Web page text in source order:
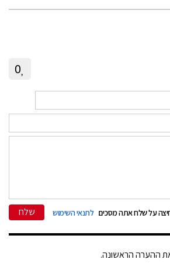
0
על שלח אתה מסכים לתנאי השימוש שלח
את ההערה הראשונה.